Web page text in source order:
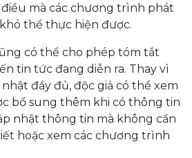
điều mà các chương trình phát
thể thực hiện được.
có thể cho phép tóm tắt
tin tức đang diễn ra. Thay vì
đầy đủ, độc giả có thể xem
bổ sung thêm khi có thông tin
nhật thông tin mà không cần
hoặc xem các chương trình